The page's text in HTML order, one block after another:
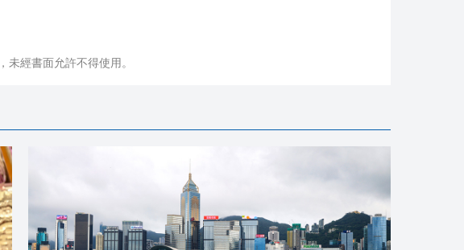
未經書面允許不得使用。